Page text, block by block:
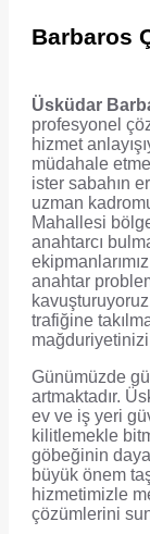
Barbaros
Üsküdar
profesyonel
hizmet
müdahale
ister sabahın
uzman
Mahallesi
anahtarcı
anahtar
trafiğine
Günümüzde
artmaktadır.
ev ve iş yeri
kilitlemekle
göbeğinin
büyük önem
hizmetimizle
çözümlerini